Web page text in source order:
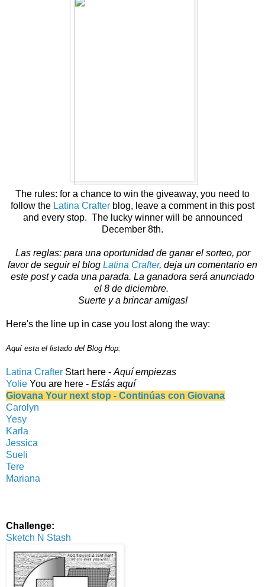
The rules: for a chance to win the giveaway, you need to
follow the Latina Crafter blog, leave a comment in this post
and every stop. The lucky winner will be announced
December 8th.
Las reglas: para una oportunidad de ganar el sorteo, por
favor de seguir el blog Latina Crafter, deja un comentario en
este post y cada una parada. La ganadora será anunciado
el 8 de diciembre.
Suerte y a brincar amigas!
Here's the line up in case you lost along the way:
Aquí esta el listado del Blog Hop:
Latina Crafter Start here - Aquí empiezas
Yolie You are here - Estás aquí
Giovana Your next stop - Continúas con Giovana
Carolyn
Yesy
Karla
Jessica
Sueli
Tere
Mariana
Challenge:
Sketch N Stash